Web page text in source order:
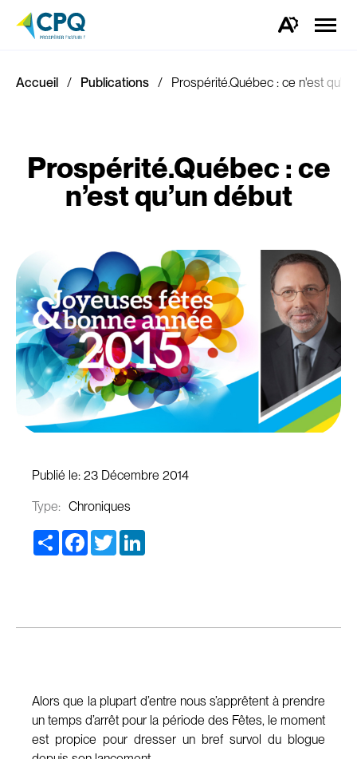
Ouvrez
d'accessibilité.
la
Accueil Publications Prospérité.Québec : ce n'est
Prospérité.Québec : ce
n’est qu’un début
Publié le: 23 Décembre 2014
Type: Chroniques
Share Facebook
Twitter
Alors que la plupart d’entre nous s’apprêtent à prendre
un temps d’arrêt pour la période des Fêtes, le moment
est propice pour dresser un bref survol du blogue